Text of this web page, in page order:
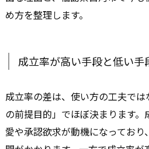
め方を整理します。
成立率が高い手段と低い手
成立率の差は、使い方の工夫で
の前提目的」でほぼ決まります
愛や承認欲求が動機になってお